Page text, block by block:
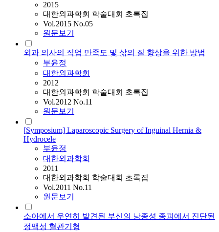
2015
대한외과학회 학술대회 초록집
Vol.2015 No.05
원문보기
외과 의사의 직업 만족도 및 삶의 질 향상을 위한 방법
부윤정
대한외과학회
2012
대한외과학회 학술대회 초록집
Vol.2012 No.11
원문보기
[Symposium] Laparoscopic Surgery of Inguinal Hernia &
Hydrocele
부윤정
대한외과학회
2011
대한외과학회 학술대회 초록집
Vol.2011 No.11
원문보기
소아에서 우연히 발견된 부신의 낭종성 종괴에서 진단된
정맥성 혈관기형